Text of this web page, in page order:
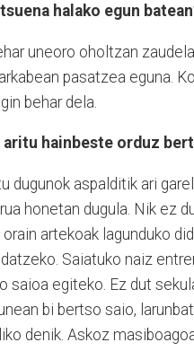
halako egun
uneoro oholtzan
pasatzea eguna.
behar dela.
hainbeste orduz
dugunok aspalditik ari
honetan dugula. Nik ez
artekoak lagunduko
Saiatuko naiz
saioa egiteko. Ez dut
bi bertso saio,
denik. Askoz